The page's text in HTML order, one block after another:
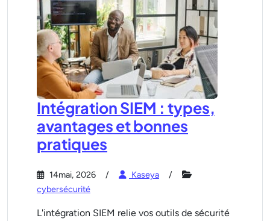
Intégration SIEM : types,
avantages et bonnes
pratiques
14mai, 2026
Kaseya
cybersécurité
L'intégration SIEM relie vos outils de sécurité